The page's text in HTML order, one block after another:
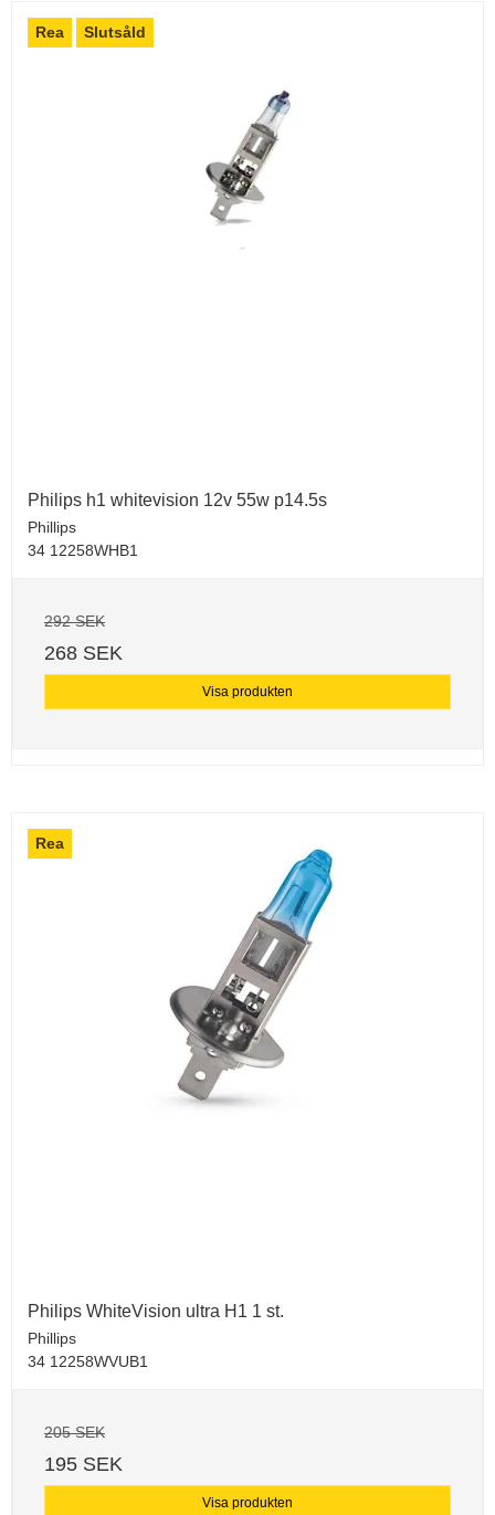
Rea Slutsåld
Philips h1 whitevision 12v 55w p14.5s
Phillips
34 12258WHB1
292 SEK
268 SEK
Visa produkten
Rea
Philips WhiteVision ultra H1 1 st.
Phillips
34 12258WVUB1
205 SEK
195 SEK
Visa produkten